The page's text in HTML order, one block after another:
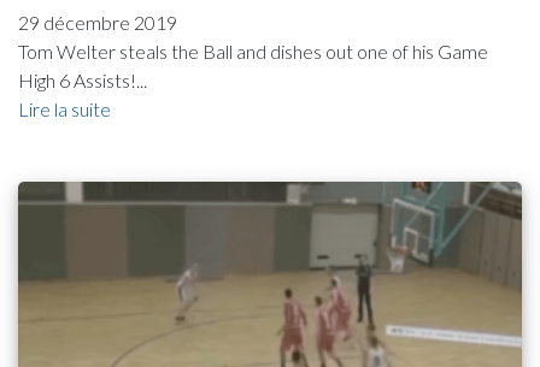
29 décembre 2019
Tom Welter steals the Ball and dishes out one of his Game
High 6 Assists!...
Lire la suite